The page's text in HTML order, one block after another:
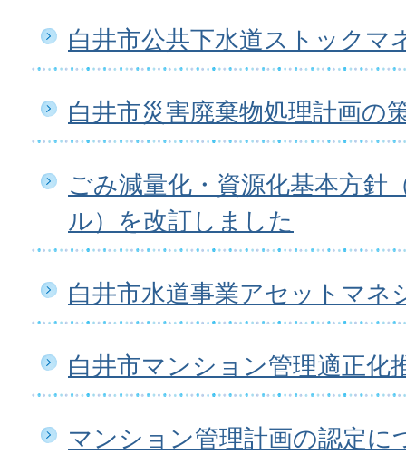
白井市公共下水道ストックマ
白井市災害廃棄物処理計画の
ごみ減量化・資源化基本方針
ル）を改訂しました
白井市水道事業アセットマネ
白井市マンション管理適正化
マンション管理計画の認定に